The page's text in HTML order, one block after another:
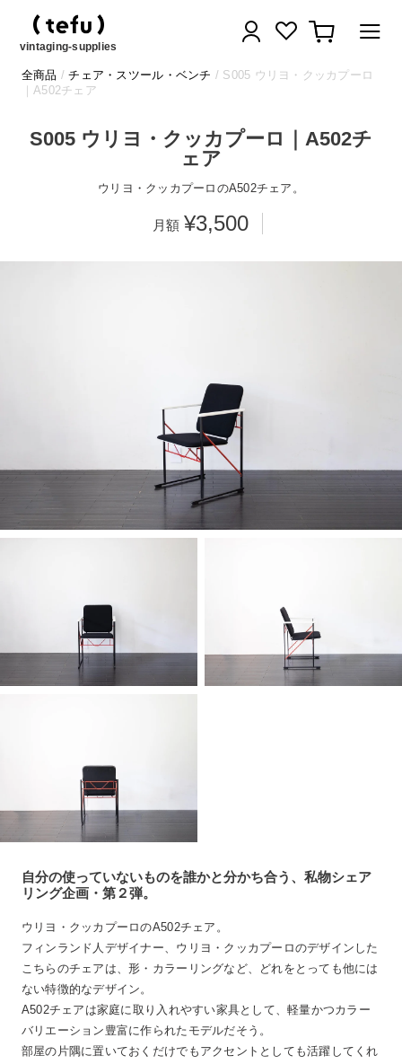
vintaging-supplies
ログイン カート
全商品 /チェア・スツール・ベンチ / S005 ウリヨ・クッカプーロ
｜A502チェア
S005 ウリヨ・クッカプーロ｜A502チ
ェア
ウリヨ・クッカプーロのA502チェア。
¥3,500
自分の使っていないものを誰かと分かち合う、私物シェア
リング企画・第２弾。
ウリヨ・クッカプーロのA502チェア。
フィンランド人デザイナー、ウリヨ・クッカプーロのデザインした
こちらのチェアは、形・カラーリングなど、どれをとっても他には
ない特徴的なデザイン。
A502チェアは家庭に取り入れやすい家具として、軽量かつカラー
バリエーション豊富に作られたモデルだそう。
部屋の片隅に置いておくだけでもアクセントとしても活躍してくれ